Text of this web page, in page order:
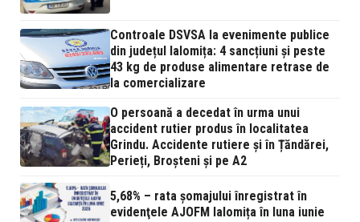
Controale DSVSA la evenimente publice
din județul Ialomița: 4 sancțiuni și peste
43 kg de produse alimentare retrase de
la comercializare
O persoană a decedat în urma unui
accident rutier produs în localitatea
Grindu. Accidente rutiere și în Țăndărei,
Perieți, Broșteni și pe A2
5,68% – rata şomajului înregistrat în
evidenţele AJOFM Ialomița în luna iunie